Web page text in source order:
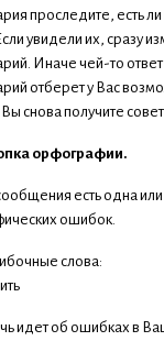
проследите, есть ли
увидели их, сразу
Иначе чей-то
отберет у Вас
снова получите совет
орфографии.
есть одна
ошибок.
слова:
идет об ошибках в